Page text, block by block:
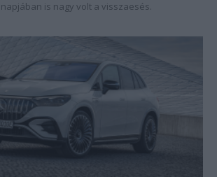
is nagy volt a visszaesés.